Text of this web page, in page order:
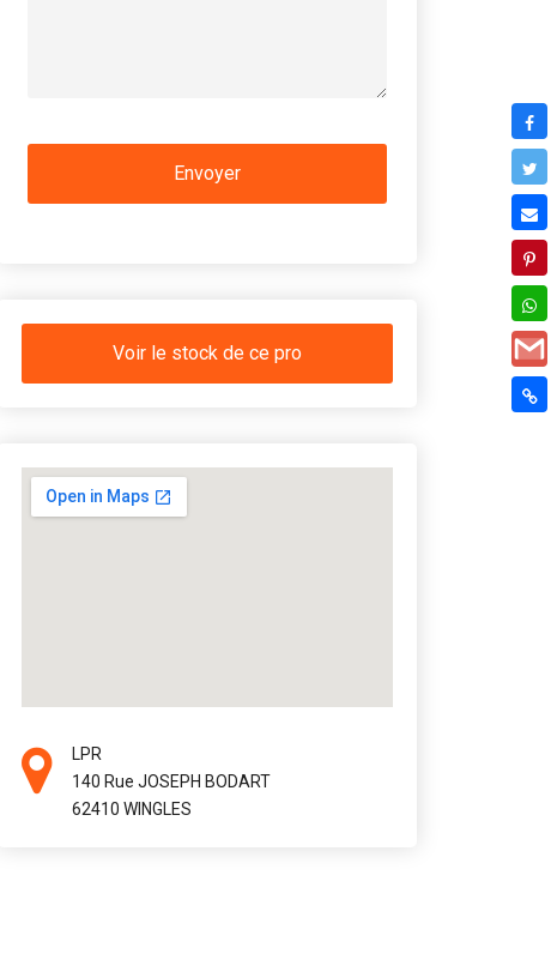
Voir le stock de ce pro
LPR
140 Rue JOSEPH BODART
62410 WINGLES